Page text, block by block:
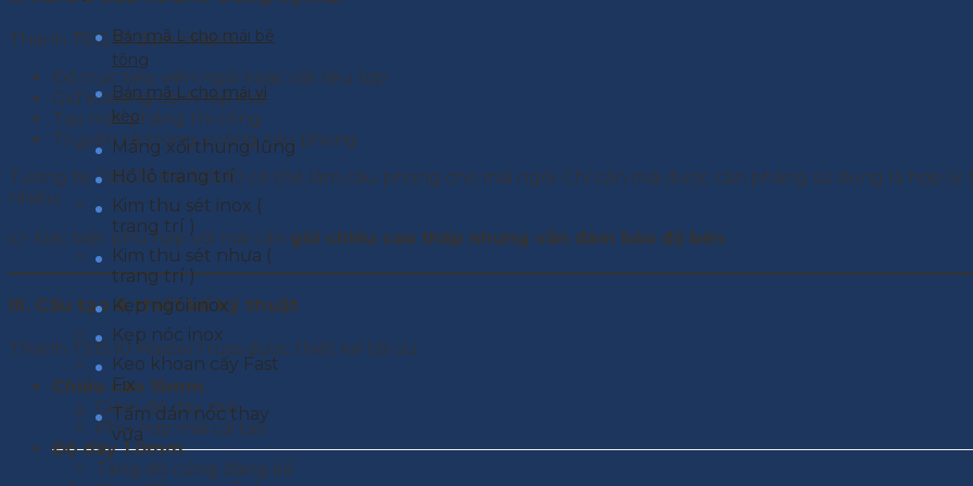
Bản mã L cho mái bê
tông
Bản mã L cho mái vì
kèo
Máng xối thung lũng
Hồ lô trang trí
Kim thu sét inox (
trang trí )
Kim thu sét nhựa (
trang trí )
Kẹp ngói inox
Kẹp nóc inox
Keo khoan cấy Fast
Fix
Tấm dán nóc thay
vữa
Thanh TS15.10 đảm nhiệm:
Đỡ trực tiếp viên ngói hoặc vật liệu lợp
Giữ khoảng cách lớp mái
Tạo mặt phẳng thi công
Truyền tải trọng xuống cầu phong
Tương tự Ts15.75 thì Ts15.10 có thể làm cầu phong cho mái ngói. Chỉ cần mái được cán phẳng sử dụng là hợp
nhiều.
👉 Đặc biệt phù hợp với mái cần giữ chiều cao thấp nhưng vẫn đảm bảo độ bền.
III. Cấu tạo & thiết kế kỹ thuật
Thanh TS15.10 MasterTruss được thiết kế tối ưu:
Chiều cao 15mm:
Giảm độ dày mái
Phù hợp mái cải tạo
Độ dày 1.0mm:
Tăng độ cứng đáng kể